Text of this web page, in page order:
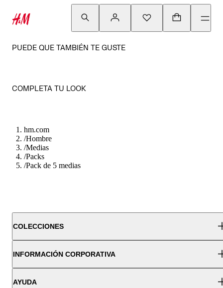
PUEDE QUE TAMBIÉN TE GUSTE
COMPLETA TU LOOK
hm.com
/Hombre
/Medias
/Packs
/Pack de 5 medias
COLECCIONES
INFORMACIÓN CORPORATIVA
AYUDA